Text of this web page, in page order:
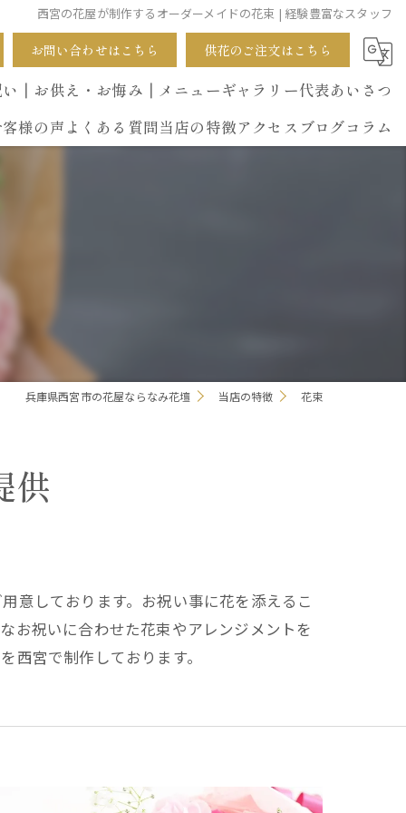
西宮の花屋が制作するオーダーメイドの花束 | 経験豊富なスタッフ
お問い合わせはこちら 供花のご注文はこちら
┃お供え・お悔み ┃メニューギャラリー代表あいさつ
様の声 よくある質問当店の特徴
誕生日
アクセス ブログコラム
兵庫県西宮市の花屋ならなみ花壇 当店の特徴 花束
供
意しております。お祝い事に花を添えるこ
お祝いに合わせた花束やアレンジメントを
宮で制作しております。